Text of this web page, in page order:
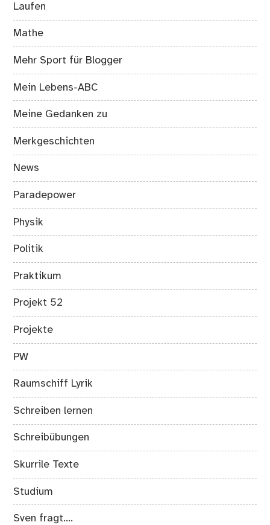
Laufen
Mathe
Mehr Sport für Blogger
Mein Lebens-ABC
Meine Gedanken zu
Merkgeschichten
News
Paradepower
Physik
Politik
Praktikum
Projekt 52
Projekte
PW
Raumschiff Lyrik
Schreiben lernen
Schreibübungen
Skurrile Texte
Studium
Sven fragt….